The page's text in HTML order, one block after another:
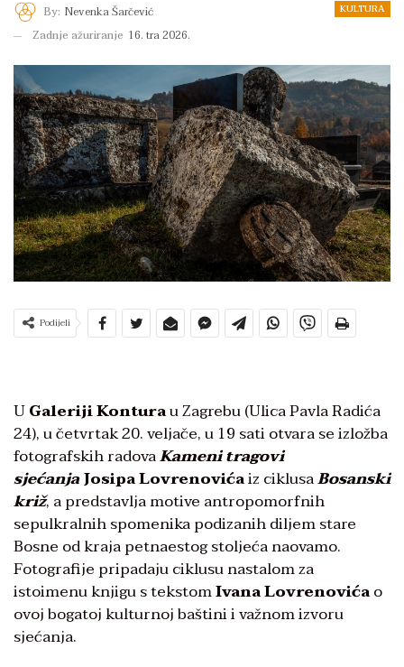
KULTURA
By: Nevenka Šarčević
Zadnje ažuriranje 16. tra 2026.
Podijeli
UGaleriji Konturau Zagrebu (Ulica Pavla Radića
24), u četvrtak 20. veljače, u 19 sati otvara se izložba
fotografskih radovaKameni tragovi
sjećanjaJosipa Lovrenovićaiz ciklusaBosanski
križ, a predstavlja motive antropomorfnih
sepulkralnih spomenika podizanih diljem stare
Bosne od kraja petnaestog stoljeća naovamo.
Fotografije pripadaju ciklusu nastalom za
istoimenu knjigu s tekstomIvana Lovrenovićao
ovoj bogatoj kulturnoj baštini i važnom izvoru
sjećanja.